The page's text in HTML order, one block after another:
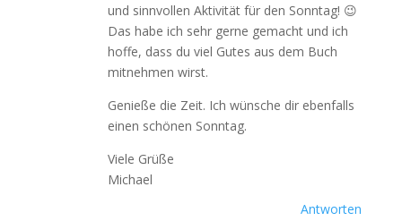
und sinnvollen Aktivität für den Sonntag! 😉
Das habe ich sehr gerne gemacht und ich
hoffe, dass du viel Gutes aus dem Buch
mitnehmen wirst.
Genieße die Zeit. Ich wünsche dir ebenfalls
einen schönen Sonntag.
Viele Grüße
Michael
Antworten